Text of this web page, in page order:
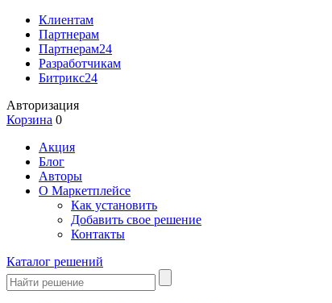
Клиентам
Партнерам
Партнерам24
Разработчикам
Битрикс24
Авторизация
Корзина 0
Акция
Блог
Авторы
О Маркетплейсе
Как установить
Добавить свое решение
Контакты
Каталог решений